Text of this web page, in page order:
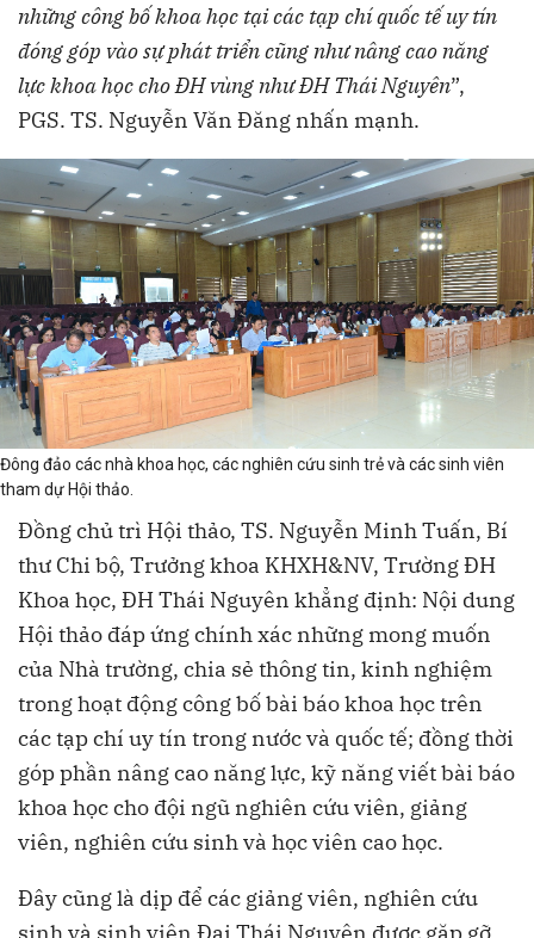
những công bố khoa học tại các tạp chí quốc tế uy tín
đóng góp vào sự phát triển cũng như nâng cao năng
lực khoa học cho ĐH vùng như ĐH Thái Nguyên”,
PGS. TS. Nguyễn Văn Đăng nhấn mạnh.
Đông đảo các nhà khoa học, các nghiên cứu sinh trẻ và các sinh viên
tham dự Hội thảo.
Đồng chủ trì Hội thảo, TS. Nguyễn Minh Tuấn, Bí
thư Chi bộ, Trưởng khoa KHXH&NV, Trường ĐH
Khoa học, ĐH Thái Nguyên khẳng định: Nội dung
Hội thảo đáp ứng chính xác những mong muốn
của Nhà trường, chia sẻ thông tin, kinh nghiệm
trong hoạt động công bố bài báo khoa học trên
các tạp chí uy tín trong nước và quốc tế; đồng thời
góp phần nâng cao năng lực, kỹ năng viết bài báo
khoa học cho đội ngũ nghiên cứu viên, giảng
viên, nghiên cứu sinh và học viên cao học.
Đây cũng là dịp để các giảng viên, nghiên cứu